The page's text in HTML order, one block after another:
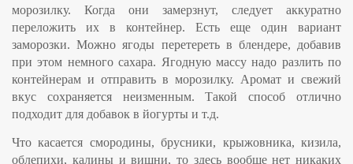
морозилку. Когда они замерзнут, следует аккуратно
переложить их в контейнер. Есть еще один вариант
заморозки. Можно ягоды перетереть в блендере, добавив
при этом немного сахара. Ягодную массу надо разлить по
контейнерам и отправить в морозилку. Аромат и свежий
вкус сохраняется неизменным. Такой способ отлично
подходит для добавок в йогурты и т.д.
Что касается смородины, брусники, крыжовника, кизила,
облепихи, калины и вишни, то здесь вообще нет никаких